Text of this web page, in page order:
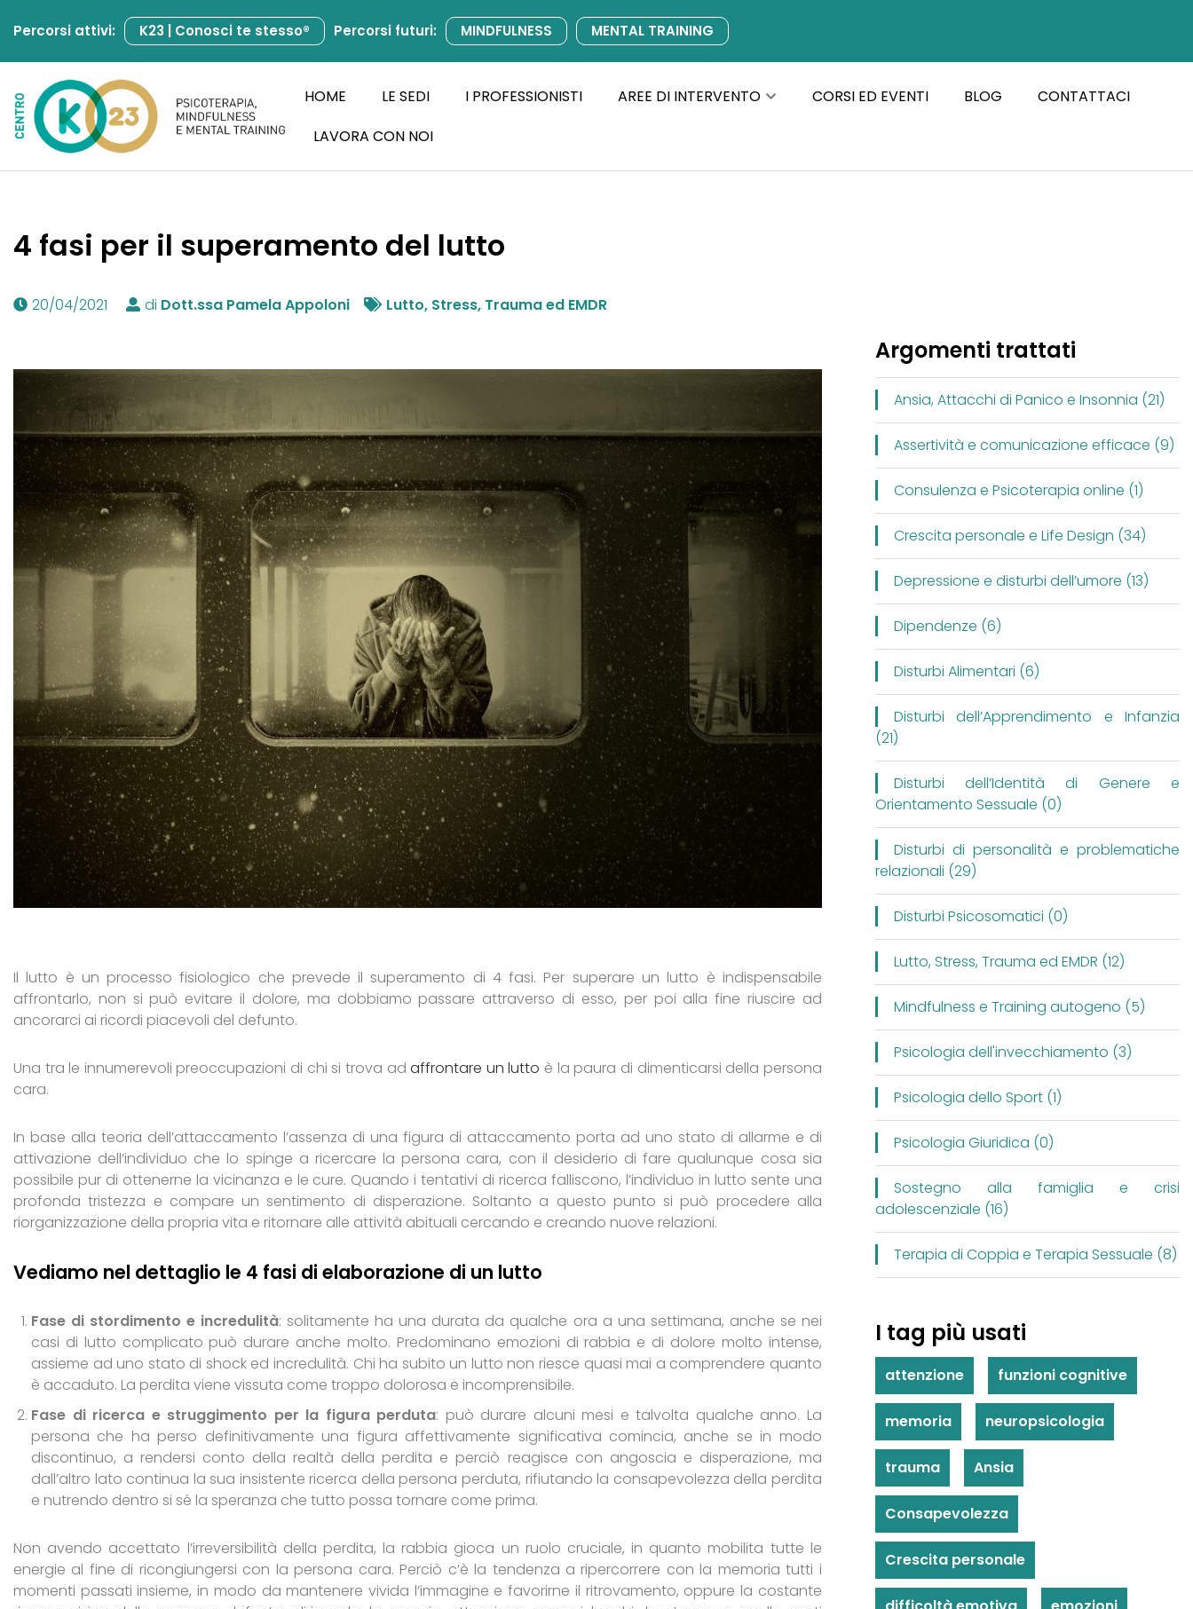
al
contenuto
Percorsi attivi: K23 | Conosci te stesso® Percorsi futuri: MINDFULNESS MENTAL TRAINING
HOME LE SEDI I PROFESSIONISTI AREE DI INTERVENTO CORSI ED EVENTI BLOG
CONTATTACI
LAVORA CON NOI
4 fasi per il superamento del lutto
20/04/2021 di Dott.ssa Pamela Appoloni Lutto, Stress, Trauma ed EMDR
Il lutto è un processo fisiologico che prevede il superamento di 4 fasi. Per superare un lutto è indispensabile
affrontarlo, non si può evitare il dolore, ma dobbiamo passare attraverso di esso, per poi alla fine riuscire ad
ancorarci ai ricordi piacevoli del defunto.
Una tra le innumerevoli preoccupazioni di chi si trova adaffrontare un lutto è la paura di dimenticarsi della persona
cara.
In base alla teoria dell’attaccamento l’assenza di una figura di attaccamento porta ad uno stato di allarme e di
attivazione dell’individuo che lo spinge a ricercare la persona cara, con il desiderio di fare qualunque cosa sia
possibile pur di ottenerne la vicinanza e le cure. Quando i tentativi di ricerca falliscono, l’individuo in lutto sente una
profonda tristezza e compare un sentimento di disperazione. Soltanto a questo punto si può procedere alla
riorganizzazione della propria vita e ritornare alle attività abituali cercando e creando nuove relazioni.
Vediamo nel dettaglio le 4 fasi di elaborazione di un lutto
Fase di stordimento e incredulità: solitamente ha una durata da qualche ora a una settimana, anche se nei
casi di lutto complicato può durare anche molto. Predominano emozioni di rabbia e di dolore molto intense,
assieme ad uno stato di shock ed incredulità. Chi ha subito un lutto non riesce quasi mai a comprendere quanto
è accaduto. La perdita viene vissuta come troppo dolorosa e incomprensibile.
Fase di ricerca e struggimento per la figura perduta: può durare alcuni mesi e talvolta qualche anno. La
persona che ha perso definitivamente una figura affettivamente significativa comincia, anche se in modo
discontinuo, a rendersi conto della realtà della perdita e perciò reagisce con angoscia e disperazione, ma
dall’altro lato continua la sua insistente ricerca della persona perduta, rifiutando la consapevolezza della perdita
e nutrendo dentro si sé la speranza che tutto possa tornare come prima.
Non avendo accettato l’irreversibilità della perdita, la rabbia gioca un ruolo cruciale, in quanto mobilita tutte le
energie al fine di ricongiungersi con la persona cara. Perciò c’è la tendenza a ripercorrere con la memoria tutti i
momenti passati insieme, in modo da mantenere vivida l’immagine e favorirne il ritrovamento, oppure la costante
Argomenti trattati
Ansia, Attacchi di Panico e Insonnia (21)
Assertività e comunicazione efficace (9)
Consulenza e Psicoterapia online (1)
Crescita personale e Life Design (34)
Depressione e disturbi dell’umore (13)
Dipendenze (6)
Disturbi Alimentari (6)
Disturbi dell’Apprendimento e Infanzia
(21)
Disturbi dell’Identità di Genere e
Orientamento Sessuale (0)
Disturbi di personalità e problematiche
relazionali (29)
Disturbi Psicosomatici (0)
Lutto, Stress, Trauma ed EMDR (12)
Mindfulness e Training autogeno (5)
Psicologia dell'invecchiamento (3)
Psicologia dello Sport (1)
Psicologia Giuridica (0)
Sostegno alla famiglia e crisi
adolescenziale (16)
Terapia di Coppia e Terapia Sessuale (8)
I tag più usati
attenzione funzioni cognitive
memoria neuropsicologia
trauma Ansia
Consapevolezza
Crescita personale